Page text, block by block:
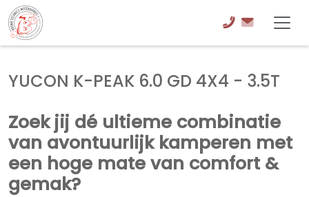
YUCON K-PEAK 6.0 GD 4X4 - 3.5T
Zoek jij dé ultieme combinatie
van avontuurlijk kamperen met
een hoge mate van comfort &
gemak?